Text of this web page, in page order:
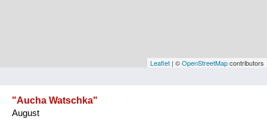
VorarlbergLeaflet | ©OpenStreetMapcontributors
"Aucha Watschka"
August